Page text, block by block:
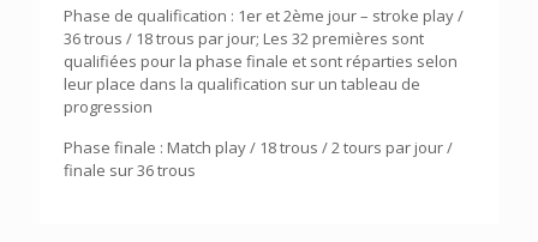
Phase de qualification : 1er et 2ème jour – stroke play /
36 trous / 18 trous par jour; Les 32 premières sont
qualifiées pour la phase finale et sont réparties selon
leur place dans la qualification sur un tableau de
progression
Phase finale : Match play / 18 trous / 2 tours par jour /
finale sur 36 trous